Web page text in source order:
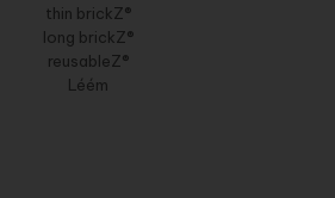
thin brickZ®
long brickZ®
reusableZ®
Léém